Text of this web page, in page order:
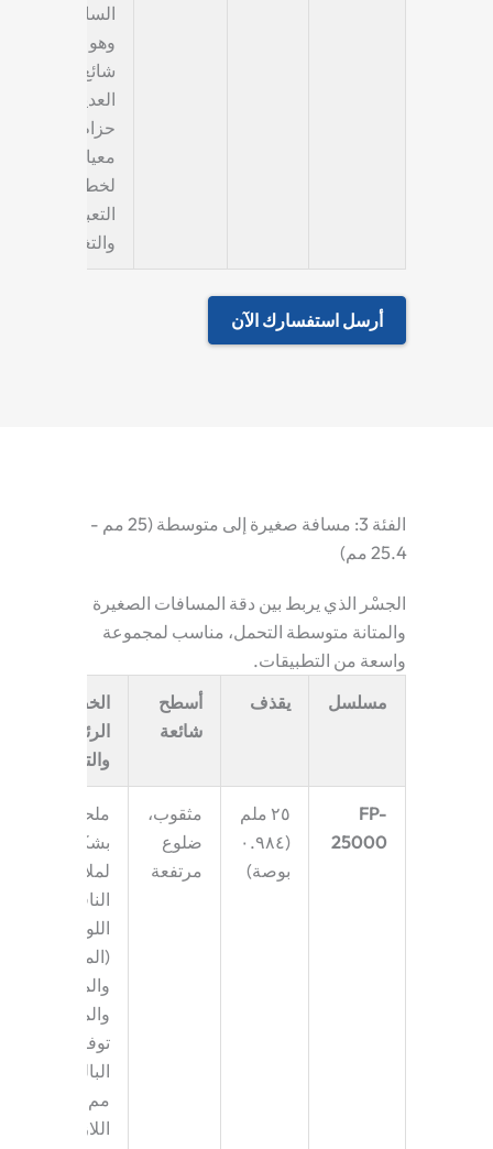
السائبة،
وهو مطلب
شائع في
العديد من
حزام ناقل
معياري
لخطوط
التعبئة
والتغليف
أرسل استفسارك الآن
الفئة 3: مسافة صغيرة إلى متوسطة (25 مم -
25.4 مم)
الجسْر الذي يربط بين دقة المسافات الصغيرة
والمتانة متوسطة التحمل، مناسب لمجموعة
واسعة من التطبيقات.
مسلسل
يقذف
أسطح
شائعة
الخصائص
الرئيسية
والتطبيقات
FP-
25000
٢٥ ملم
(٠.٩٨٤
بوصة)
مثقوب،
ضلوع
مرتفعة
ملحوظ
بشكل خاص
لملاءمته في
الناقلات
اللولبية
(المبردات،
والمخمرات،
والمجمدات).
توفر الخطوة
مم القوة
اللازمة